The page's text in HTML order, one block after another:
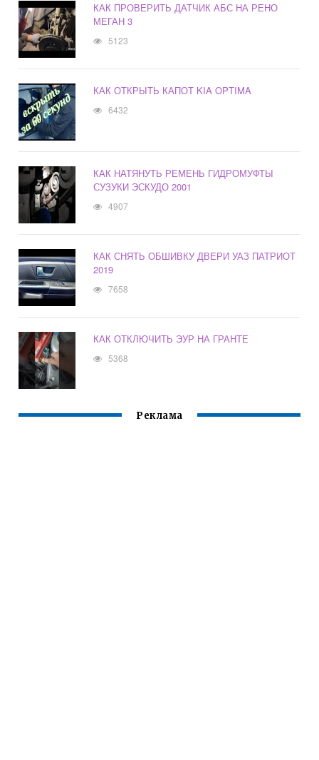
КАК ПРОВЕРИТЬ ДАТЧИК АБС НА РЕНО
МЕГАН 3
5123
КАК ОТКРЫТЬ КАПОТ KIA OPTIMA
6432
КАК НАТЯНУТЬ РЕМЕНЬ ГИДРОМУФТЫ
СУЗУКИ ЭСКУДО 2001
4907
КАК СНЯТЬ ОБШИВКУ ДВЕРИ УАЗ ПАТРИОТ
2019
7658
КАК ОТКЛЮЧИТЬ ЭУР НА ГРАНТЕ
5368
Реклама